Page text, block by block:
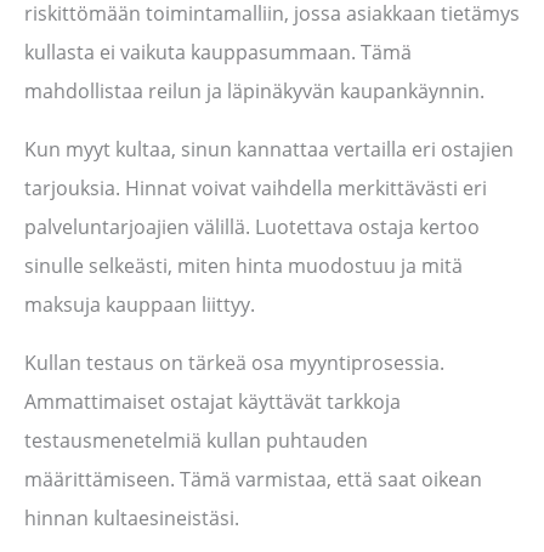
riskittömään toimintamalliin, jossa asiakkaan tietämys
kullasta ei vaikuta kauppasummaan. Tämä
mahdollistaa reilun ja läpinäkyvän kaupankäynnin.
Kun myyt kultaa, sinun kannattaa vertailla eri ostajien
tarjouksia. Hinnat voivat vaihdella merkittävästi eri
palveluntarjoajien välillä. Luotettava ostaja kertoo
sinulle selkeästi, miten hinta muodostuu ja mitä
maksuja kauppaan liittyy.
Kullan testaus on tärkeä osa myyntiprosessia.
Ammattimaiset ostajat käyttävät tarkkoja
testausmenetelmiä kullan puhtauden
määrittämiseen. Tämä varmistaa, että saat oikean
hinnan kultaesineistäsi.